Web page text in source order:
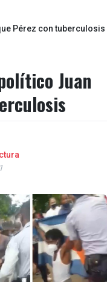
Pérez con tuberculosis
Juan